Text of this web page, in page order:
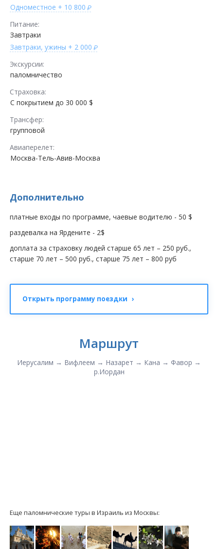
Одноместное + 10 800
Питание:
Завтраки
Завтраки, ужины + 2 000
Экскурсии:
паломничество
Страховка:
С покрытием до 30 000 $
Трансфер:
групповой
Авиаперелет:
Москва-Тель-Авив-Москва
Дополнительно
платные входы по программе, чаевые водителю - 50 $
раздевалка на Ярдените - 2$
доплата за страховку людей старше 65 лет – 250 руб.,
старше 70 лет – 500 руб., старше 75 лет – 800 руб
Открыть программу поездки ›
Маршрут
Иерусалим → Вифлеем → Назарет → Кана → Фавор →
р.Иордан
Еще паломнические туры в Израиль из Москвы: